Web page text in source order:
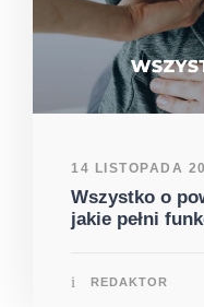
14 LISTOPADA
Wszystko o
jakie pełni
REDAKTOR